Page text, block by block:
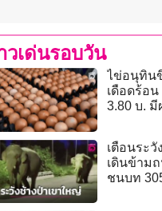
วเด่นรอบวัน
ไข่อนุทิน
เดือดร้อน
3.80 บ.
เตือนระวั
เดินข้าม
ชนบท